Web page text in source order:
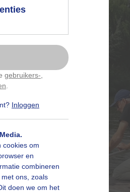
gebruikers-
Inloggen
cookies om
en
combineren
ons, zoals
doen we om het
later
dag deze pop-up